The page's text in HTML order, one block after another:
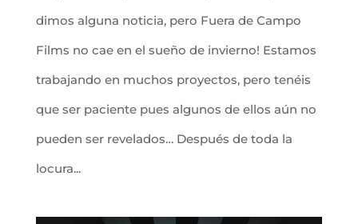
dimos alguna noticia, pero Fuera de Campo
Films no cae en el sueño de invierno! Estamos
trabajando en muchos proyectos, pero tenéis
que ser paciente pues algunos de ellos aún no
pueden ser revelados… Después de toda la
locura...